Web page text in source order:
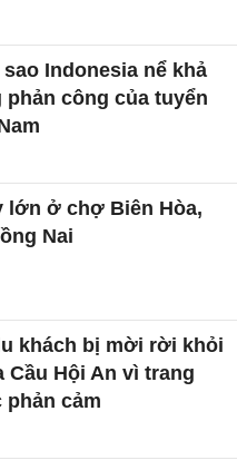
sao Indonesia nể khả
phản công của tuyển
lớn ở chợ Biên Hòa,
Nai
khách bị mời rời khỏi
Cầu Hội An vì trang
phản cảm